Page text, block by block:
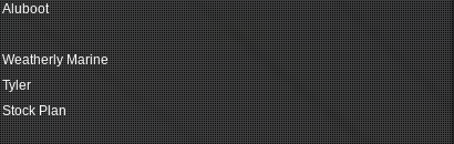
Aluboot
Weatherly Marine
Tyler
Stock Plan